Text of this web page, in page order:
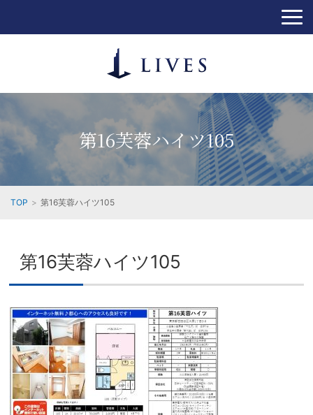
第16芙蓉ハイツ105
TOP 第16芙蓉ハイツ105
第16芙蓉ハイツ105